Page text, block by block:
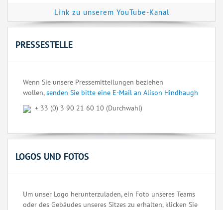
Link zu unserem YouTube-Kanal
PRESSESTELLE
Wenn Sie unsere Pressemitteilungen beziehen
wollen,senden Sie bitte eine E-Mail an Alison Hindhaugh
+ 33 (0) 3 90 21 60 10 (Durchwahl)
LOGOS UND FOTOS
Um unser Logo herunterzuladen, ein Foto unseres Teams
oder des Gebäudes unseres Sitzes zu erhalten, klicken Sie